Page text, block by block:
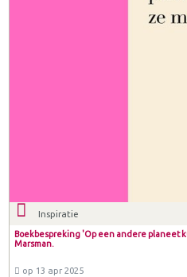
Inspiratie
Boekbespreking 'Op een andere planeet
Marsman.
op 13 apr 2025